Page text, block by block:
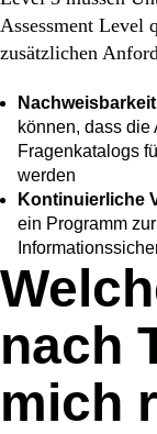
Assessment Level
zusätzlichen
Nachweisbarkeit
können, dass
Fragenkatalogs
werden
Kontinuierliche
ein Programm
nach
mich